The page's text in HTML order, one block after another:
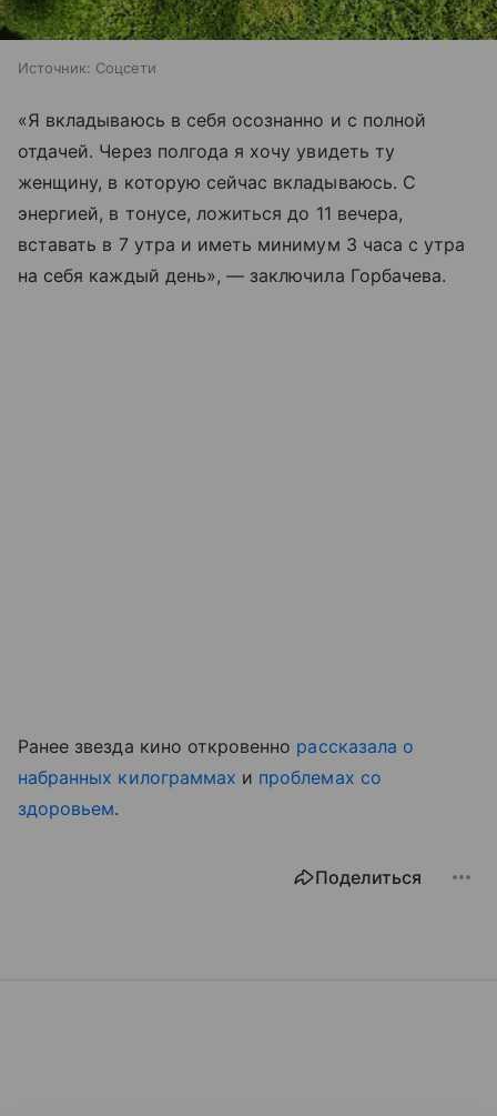
Источник: Соцсети
«Я вкладываюсь в себя осознанно и с полной
отдачей. Через полгода я хочу увидеть ту
женщину, в которую сейчас вкладываюсь. С
энергией, в тонусе, ложиться до 11 вечера,
вставать в 7 утра и иметь минимум 3 часа с утра
на себя каждый день», — заключила Горбачева.
Ранее звезда кино откровенно рассказала о
набранных килограммах и проблемах со
здоровьем.
Поделиться